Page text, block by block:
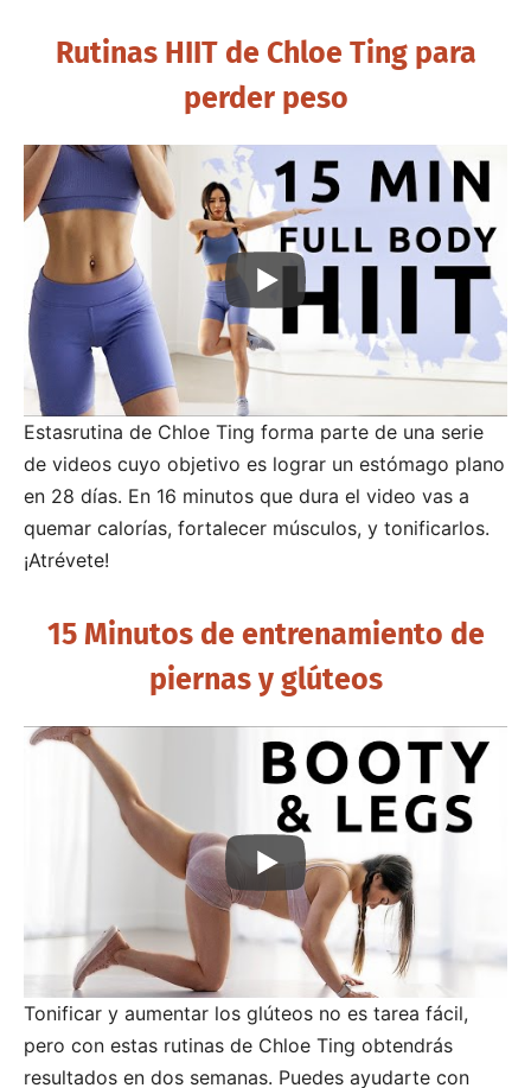
Rutinas HIIT de Chloe Ting para
perder peso
Estasrutina de Chloe Ting forma parte de una serie
de videos cuyo objetivo es lograr un estómago plano
en 28 días. En 16 minutos que dura el video vas a
quemar calorías, fortalecer músculos, y tonificarlos.
¡Atrévete!
15 Minutos de entrenamiento de
piernas y glúteos
Tonificar y aumentar los glúteos no es tarea fácil,
pero con estas rutinas de Chloe Ting obtendrás
resultados en dos semanas. Puedes ayudarte con